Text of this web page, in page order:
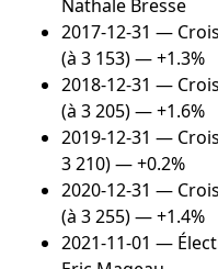
Nathale Bresse
2017-12-31 —
(à 3 153) — +1.3%
2018-12-31 —
(à 3 205) — +1.6%
2019-12-31 —
3 210) — +0.2%
2020-12-31 —
(à 3 255) — +1.4%
2021-11-01 —